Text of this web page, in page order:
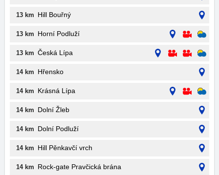
13 km Hill Bouřný
13 km Horní Podluží
13 km Česká Lípa
14 km Hřensko
14 km Krásná Lípa
14 km Dolní Žleb
14 km Dolní Podluží
14 km Hill Pěnkavčí vrch
14 km Rock-gate Pravčická brána